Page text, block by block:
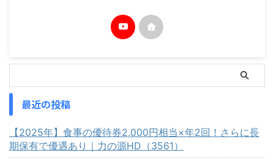
最近の投稿
【2025年】食事の優待券2,000円相当×年2回！さらに長
期保有で優遇あり｜力の源HD（3561）